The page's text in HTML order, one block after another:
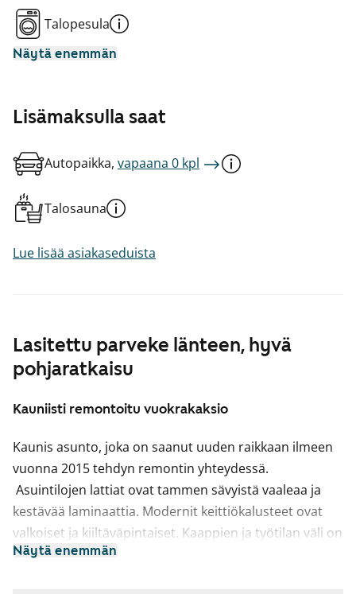
Lasitettu parveke länteen, hyvä
pohjaratkaisu
Kauniisti remontoitu vuokrakaksio
Kaunis asunto, joka on saanut uuden raikkaan ilmeen
vuonna 2015 tehdyn remontin yhteydessä.
Asuintilojen lattiat ovat tammen sävyistä vaaleaa ja
kestävää laminaattia. Modernit keittiökalusteet ovat
valkoiset ja kiiltäväpintaiset. Kaappien ja työtilan väli on
harmaata laattaa ja tiskialtaat on upotettu
Näytä enemmän
Talopesula
Näytä enemmän
Lisämaksulla saat
Autopaikka, vapaana 0 kpl
Talosauna
Lue lisää asiakaseduista